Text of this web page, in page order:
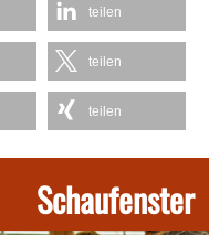
teilen
teilen
teilen
Schaufenster